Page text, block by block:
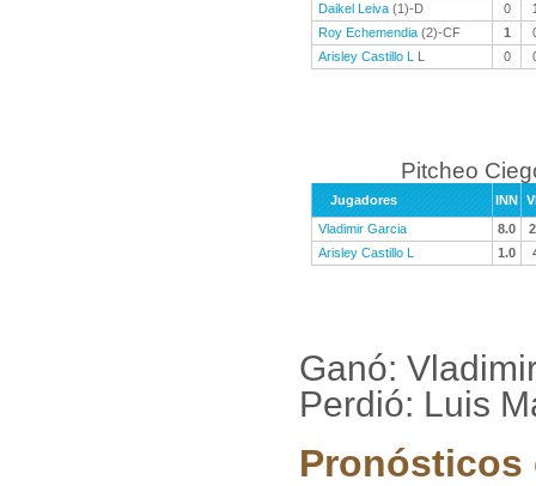
Daikel Leiva (1)-D 0
Roy Echemendia (2)-CF 1
Arisley Castillo L
L 0
Pitcheo
Jugadores INN
Vladimir Garcia
8.0
Arisley Castillo L
1.0
Ganó:
Perdió: Luis
Pronósticos